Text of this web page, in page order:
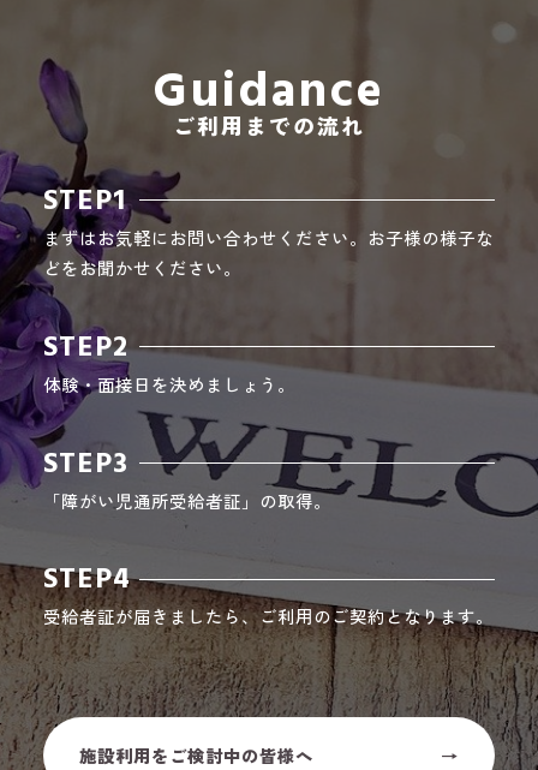
CEO BLOG
オールピース代表の部屋Guidance
ご利用までの流れ
STEP1
まずはお気軽にお問い合わせください。お子様の様子な
どをお聞かせください。
STEP2
体験・面接日を決めましょう。
STEP3
「障がい児通所受給者証」の取得。
STEP4
受給者証が届きましたら、ご利用のご契約となります。
施設利用をご検討中の皆様へ